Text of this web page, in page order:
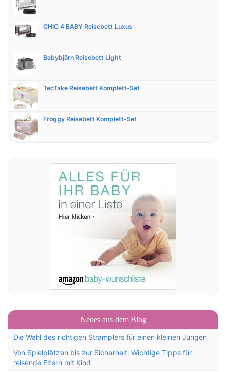
CHIC 4 BABY Reisebett Luxus
Babybjörn Reisebett Light
TecTake Reisebett Komplett-Set
Froggy Reisebett Komplett-Set
Neues aus dem Blog
Die Wahl des richtigen Stramplers für einen kleinen Jungen
Von Spielplätzen bis zur Sicherheit: Wichtige Tipps für
reisende Eltern mit Kind